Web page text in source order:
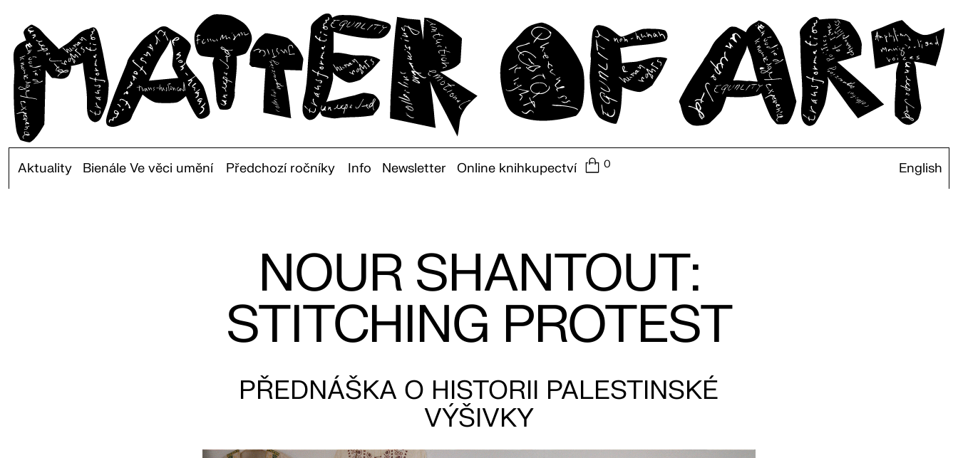
Aktuality Bienále Ve věci umění Předchozí ročníky Info Newsletter Online knihkupectví 0 English
NOUR SHANTOUT:
STITCHING PROTEST
PŘEDNÁŠKA O HISTORII PALESTINSKÉ
VÝŠIVKY